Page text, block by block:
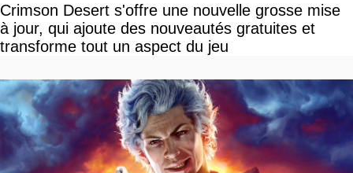
Crimson Desert s'offre une nouvelle grosse mise
à jour, qui ajoute des nouveautés gratuites et
transforme tout un aspect du jeu